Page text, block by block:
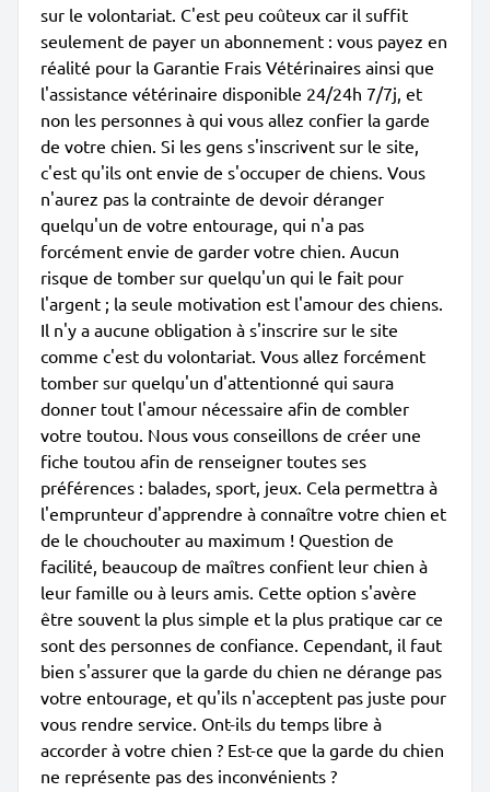
sur le volontariat. C'est peu coûteux car il suffit
seulement de payer un abonnement : vous payez en
réalité pour la Garantie Frais Vétérinaires ainsi que
l'assistance vétérinaire disponible 24/24h 7/7j, et
non les personnes à qui vous allez confier la garde
de votre chien. Si les gens s'inscrivent sur le site,
c'est qu'ils ont envie de s'occuper de chiens. Vous
n'aurez pas la contrainte de devoir déranger
quelqu'un de votre entourage, qui n'a pas
forcément envie de garder votre chien. Aucun
risque de tomber sur quelqu'un qui le fait pour
l'argent ; la seule motivation est l'amour des chiens.
Il n'y a aucune obligation à s'inscrire sur le site
comme c'est du volontariat. Vous allez forcément
tomber sur quelqu'un d'attentionné qui saura
donner tout l'amour nécessaire afin de combler
votre toutou. Nous vous conseillons de créer une
fiche toutou afin de renseigner toutes ses
préférences : balades, sport, jeux. Cela permettra à
l'emprunteur d'apprendre à connaître votre chien et
de le chouchouter au maximum ! Question de
facilité, beaucoup de maîtres confient leur chien à
leur famille ou à leurs amis. Cette option s'avère
être souvent la plus simple et la plus pratique car ce
sont des personnes de confiance. Cependant, il faut
bien s'assurer que la garde du chien ne dérange pas
votre entourage, et qu'ils n'acceptent pas juste pour
vous rendre service. Ont-ils du temps libre à
accorder à votre chien ? Est-ce que la garde du chien
ne représente pas des inconvénients ?